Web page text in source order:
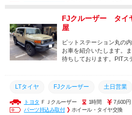
名古屋 タイヤ 交換
FJクルーザー タ
屋
ピットステーション丸の
お車を紹介いたします。
待ちしております。PITス
LTタイヤ FJクルーザー 土日営業
安い 持ち込み タイヤ交換 丸
トヨタ ＦＪクルーザー 1時間
7,600円
パーツ持込み取付
ホイール・タイヤ交換